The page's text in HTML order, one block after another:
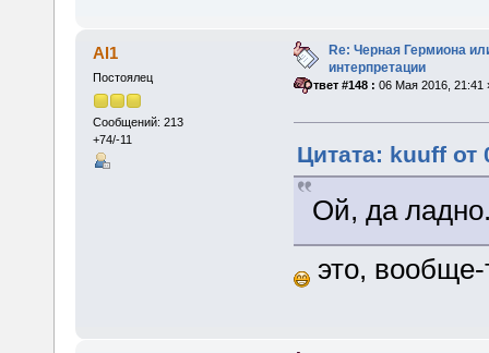
Al1
Постоялец
Сообщений: 213
+74/-11
Re: Черная Гермиона
интерпретации
«Ответ #148 : 06 Мая 2016, 21:41
Цитата: kuuff от
Ой, да
это, вообще-